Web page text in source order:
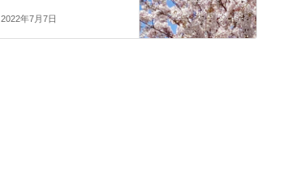
2022年7月7日